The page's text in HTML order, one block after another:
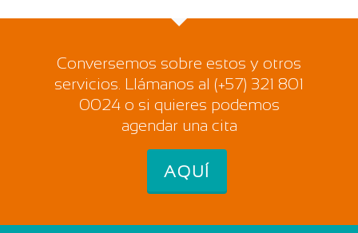
Conversemos sobre estos y otros
servicios. Llámanos al (+57) 321 801
0024 o si quieres podemos
agendar una cita
AQUÍ